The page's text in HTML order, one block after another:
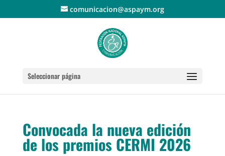
comunicacion@aspaym.org
Seleccionar página
Convocada la nueva edición
de los premios CERMI 2026